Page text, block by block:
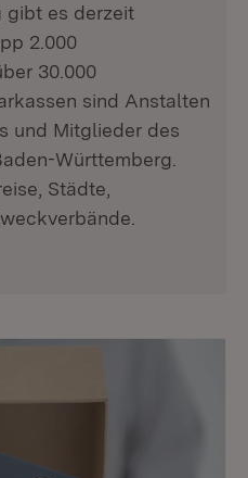
gibt es derzeit
2.000
30.000
sind Anstalten
und Mitglieder des
Württemberg.
Städte,